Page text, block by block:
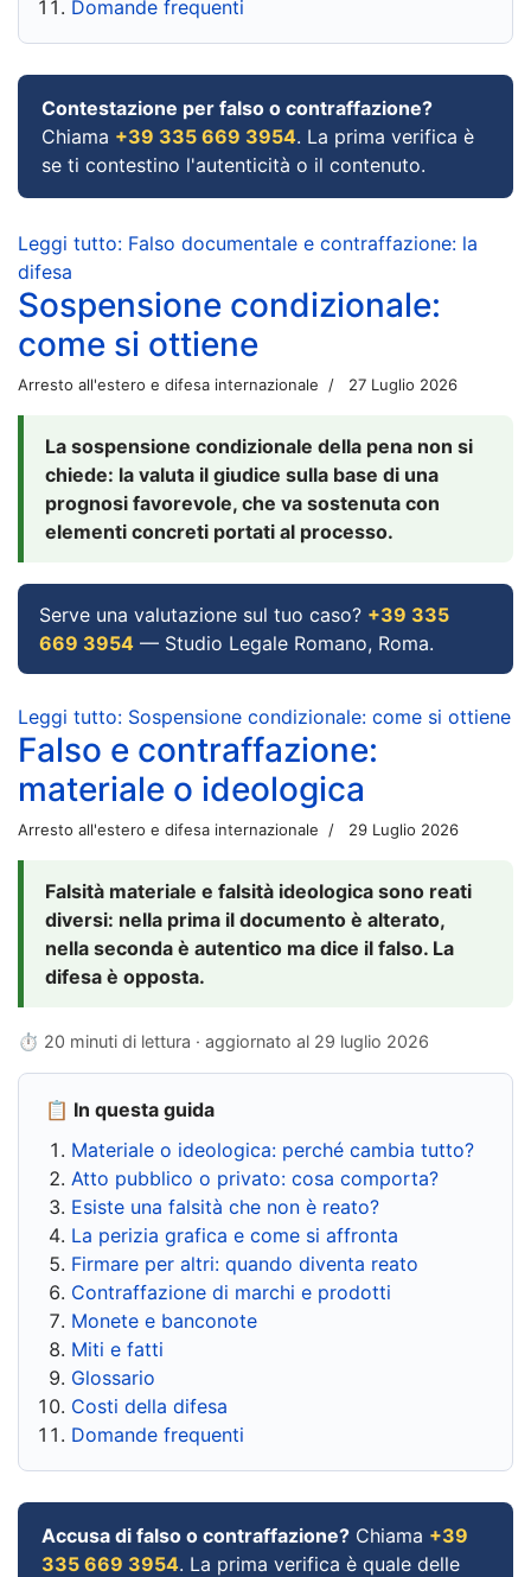
Domande frequenti
Contestazione per falso o contraffazione?
Chiama +39 335 669 3954. La prima verifica è
se ti contestino l'autenticità o il contenuto.
Leggi tutto: Falso documentale e contraffazione: la
difesa
Sospensione condizionale:
come si ottiene
Arresto all'estero e difesa internazionale 27 Luglio 2026
La sospensione condizionale della pena non si
chiede: la valuta il giudice sulla base di una
prognosi favorevole, che va sostenuta con
elementi concreti portati al processo.
Serve una valutazione sul tuo caso? +39 335
669 3954 — Studio Legale Romano, Roma.
Leggi tutto: Sospensione condizionale: come si ottiene
Falso e contraffazione:
materiale o ideologica
Arresto all'estero e difesa internazionale 29 Luglio 2026
Falsità materiale e falsità ideologica sono reati
diversi: nella prima il documento è alterato,
nella seconda è autentico ma dice il falso. La
difesa è opposta.
⏱ 20 minuti di lettura · aggiornato al 29 luglio 2026
📋 In questa guida
Materiale o ideologica: perché cambia tutto?
Atto pubblico o privato: cosa comporta?
Esiste una falsità che non è reato?
La perizia grafica e come si affronta
Firmare per altri: quando diventa reato
Contraffazione di marchi e prodotti
Monete e banconote
Miti e fatti
Glossario
Costi della difesa
Domande frequenti
Accusa di falso o contraffazione? Chiama +39
335 669 3954. La prima verifica è quale delle